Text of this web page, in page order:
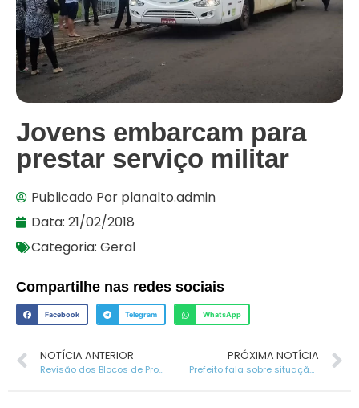
Jovens embarcam para
prestar serviço militar
Publicado Por planalto.admin
Data: 21/02/2018
Categoria: Geral
Compartilhe nas redes sociais
Facebook Telegram WhatsApp
NOTÍCIA ANTERIOR
Revisão dos Blocos de Produtores Rurais.
PRÓXIMA NOTÍCIA
Prefeito fala sobre situação das estradas do interior do Município